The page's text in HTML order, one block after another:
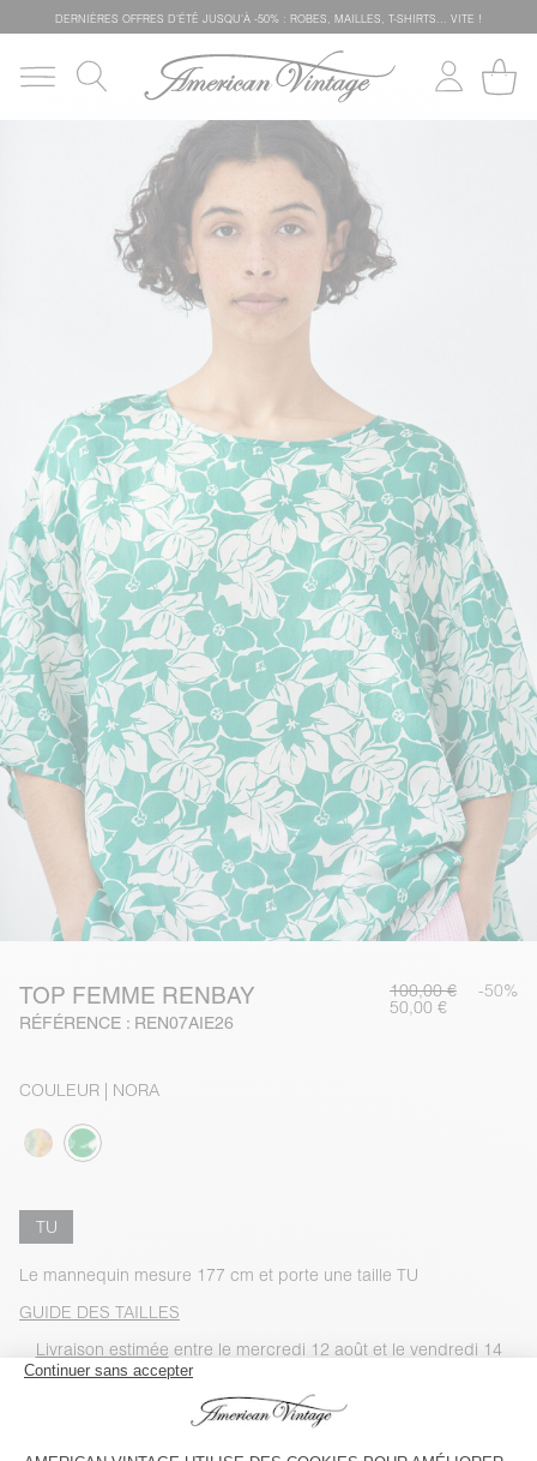
DERNIÈRES OFFRES D'ÉTÊ JUSQU'À -50% : ROBES, MAILLES, T-SHIRTS... VITE !
TOP FEMME RENBAY
RÉFÉRENCE : REN07AIE26
100,00 € -50%
50,00 €
COULEUR | NORA
TU
Le mannequin mesure 177 cm et porte une taille TU
GUIDE DES TAILLES
Livraison estimée entre le mercredi 12 août et le vendredi 14
AJOUTER AU PANIER